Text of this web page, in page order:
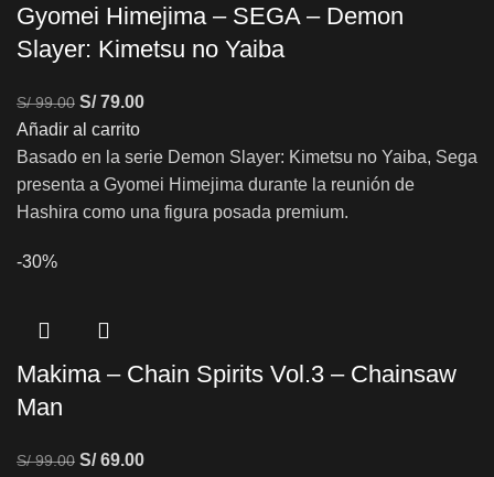
Gyomei Himejima – SEGA – Demon
Slayer: Kimetsu no Yaiba
S/99.00 S/79.00
Añadir al carrito
Basado en la serie Demon Slayer: Kimetsu no Yaiba, Sega
presenta a Gyomei Himejima durante la reunión de
Hashira como una figura posada premium.
-30%
Makima – Chain Spirits Vol.3 – Chainsaw
Man
S/99.00 S/69.00